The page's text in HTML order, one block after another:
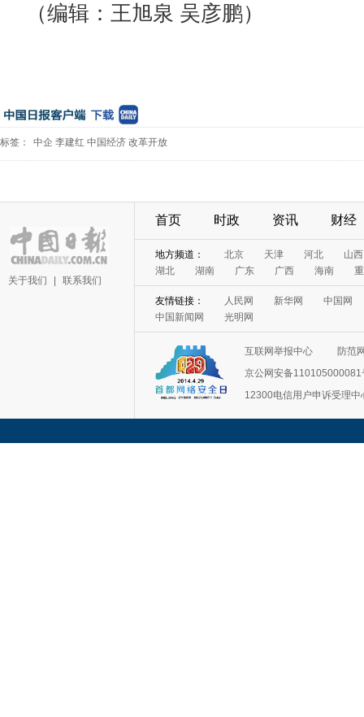
（编辑：王旭泉 吴彦鹏）
标签： 中企 李建红 中国经济 改革开放
关于我们 联系我们
首页 时政 资讯 财经
地方频道： 北京 天津 河北
山西
湖北
湖南 广东 广西 海南
友情链接： 人民网 新华网
中国网
中国新闻网
光明网
互联网举报中心
防范
京公网安备110105000081
12300电信用户申诉受理中